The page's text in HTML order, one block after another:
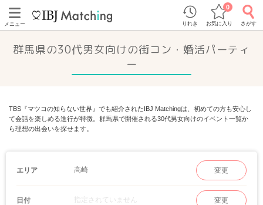
メニュー りれき お気に入り
0
さがす
群馬県の30代男女向けの街コン・婚活パーティ
ー
TBS『マツコの知らない世界』でも紹介されたIBJ Matchingは、初めての方も安心し
て会話を楽しめる進行が特徴。群馬県で開催される30代男女向けのイベント一覧か
ら理想の出会いを探せます。
エリア 高崎 変更
日付 指定されていません 変更